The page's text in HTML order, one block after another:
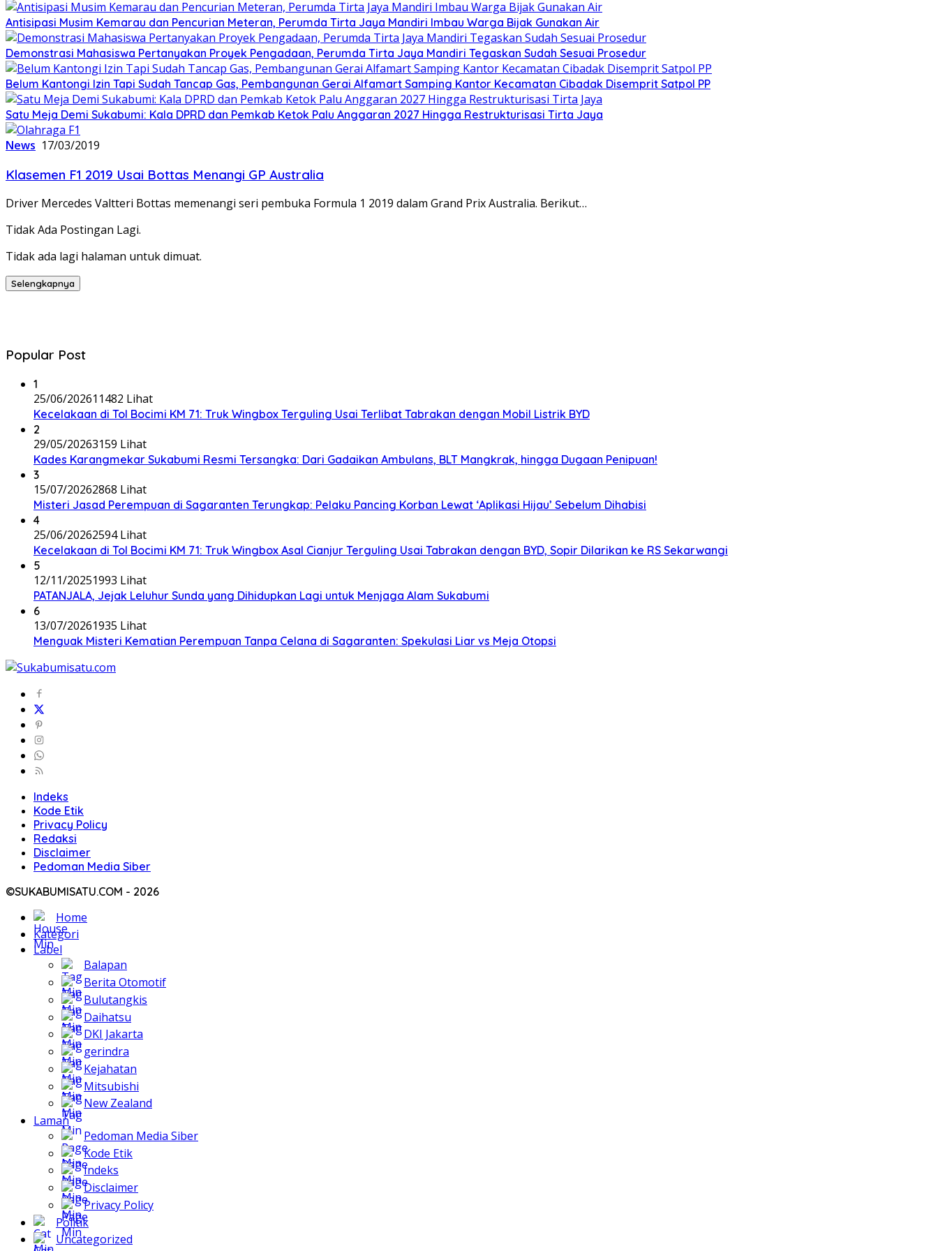
Antisipasi Musim Kemarau dan Pencurian Meteran, Perumda Tirta Jaya Mandiri Imbau Warga Bijak Gunakan Air
Demonstrasi Mahasiswa Pertanyakan Proyek Pengadaan, Perumda Tirta Jaya Mandiri Tegaskan Sudah Sesuai Prosedur
Belum Kantongi Izin Tapi Sudah Tancap Gas, Pembangunan Gerai Alfamart Samping Kantor Kecamatan Cibadak Disemprit Satpol PP
Satu Meja Demi Sukabumi: Kala DPRD dan Pemkab Ketok Palu Anggaran 2027 Hingga Restrukturisasi Tirta Jaya
News 17/03/2019
Klasemen F1 2019 Usai Bottas Menangi GP Australia
Driver Mercedes Valtteri Bottas memenangi seri pembuka Formula 1 2019 dalam Grand Prix Australia. Berikut…
Tidak Ada Postingan Lagi.
Tidak ada lagi halaman untuk dimuat.
Selengkapnya
Popular Post
1
25/06/202611482 Lihat
Kecelakaan di Tol Bocimi KM 71: Truk Wingbox Terguling Usai Terlibat Tabrakan dengan Mobil Listrik BYD
2
29/05/20263159 Lihat
Kades Karangmekar Sukabumi Resmi Tersangka: Dari Gadaikan Ambulans, BLT Mangkrak, hingga Dugaan Penipuan!
3
15/07/20262868 Lihat
Misteri Jasad Perempuan di Sagaranten Terungkap: Pelaku Pancing Korban Lewat ‘Aplikasi Hijau’ Sebelum Dihabisi
4
25/06/20262594 Lihat
Kecelakaan di Tol Bocimi KM 71: Truk Wingbox Asal Cianjur Terguling Usai Tabrakan dengan BYD, Sopir Dilarikan ke RS Sekarwangi
5
12/11/20251993 Lihat
PATANJALA, Jejak Leluhur Sunda yang Dihidupkan Lagi untuk Menjaga Alam Sukabumi
6
13/07/20261935 Lihat
Menguak Misteri Kematian Perempuan Tanpa Celana di Sagaranten: Spekulasi Liar vs Meja Otopsi
Indeks
Kode Etik
Privacy Policy
Redaksi
Disclaimer
Pedoman Media Siber
©SUKABUMISATU.COM - 2026
Home
Kategori
Label
Balapan
Berita Otomotif
Bulutangkis
Daihatsu
DKI Jakarta
gerindra
Kejahatan
Mitsubishi
New Zealand
Laman
Pedoman Media Siber
Kode Etik
Indeks
Disclaimer
Privacy Policy
Politik
Uncategorized